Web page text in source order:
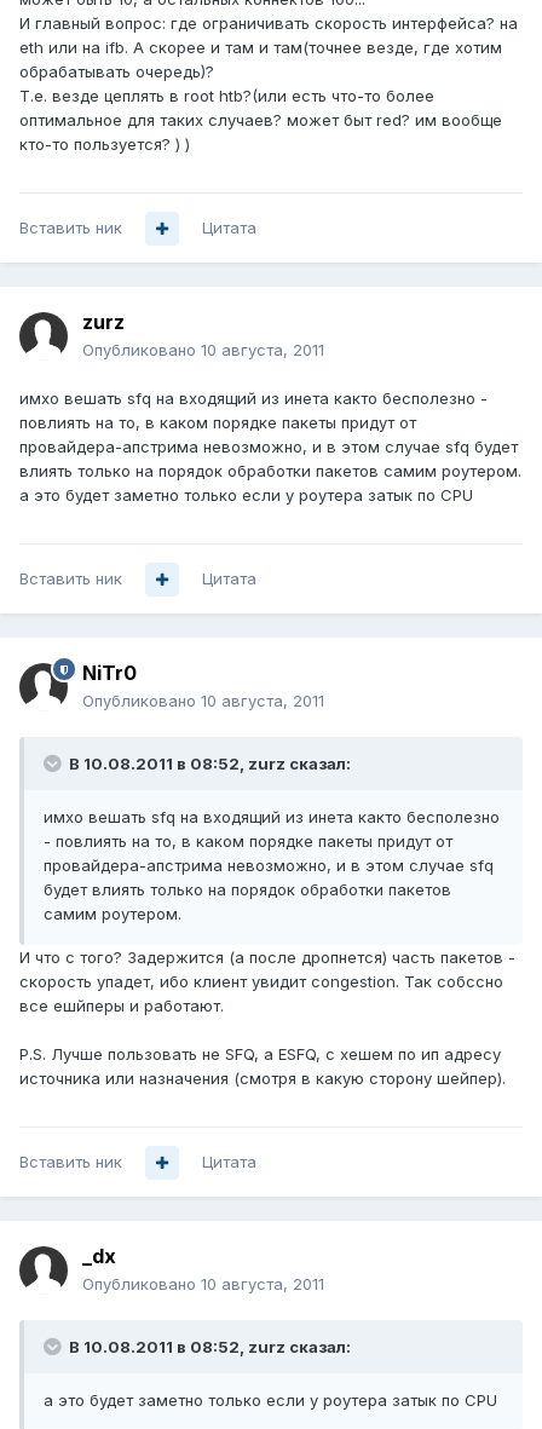
И главный вопрос: где ограничивать скорость интерфейса? на
eth или на ifb. А скорее и там и там(точнее везде, где хотим
обрабатывать очередь)?
Т.е. везде цеплять в root htb?(или есть что-то более
оптимальное для таких случаев? может быт red? им вообще
кто-то пользуется? ) )
Вставить ник Цитата
zurz
Опубликовано 10 августа, 2011
имхо вешать sfq на входящий из инета както бесполезно -
повлиять на то, в каком порядке пакеты придут от
провайдера-апстрима невозможно, и в этом случае sfq будет
влиять только на порядок обработки пакетов самим роутером.
а это будет заметно только если у роутера затык по CPU
Вставить ник Цитата
NiTr0
Опубликовано 10 августа, 2011
В 10.08.2011 в 08:52, zurz сказал:
имхо вешать sfq на входящий из инета както бесполезно
- повлиять на то, в каком порядке пакеты придут от
провайдера-апстрима невозможно, и в этом случае sfq
будет влиять только на порядок обработки пакетов
самим роутером.
И что с того? Задержится (а после дропнется) часть пакетов -
скорость упадет, ибо клиент увидит congestion. Так собссно
все ешйперы и работают.
P.S. Лучше пользовать не SFQ, а ESFQ, с хешем по ип адресу
источника или назначения (смотря в какую сторону шейпер).
Вставить ник Цитата
_dx
Опубликовано 10 августа, 2011
В 10.08.2011 в 08:52, zurz сказал:
а это будет заметно только если у роутера затык по CPU